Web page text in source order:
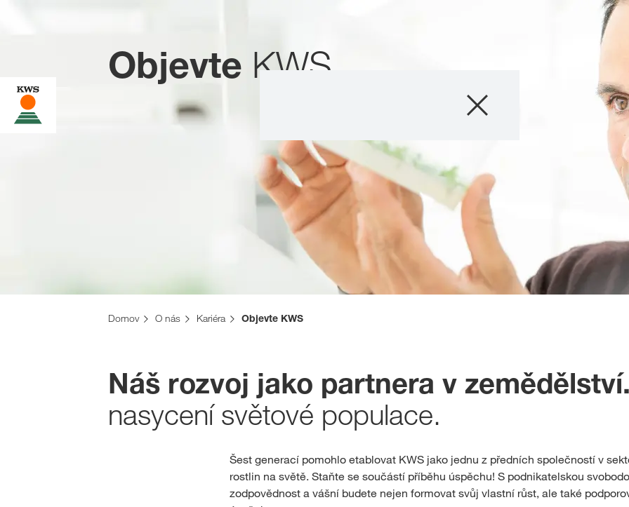
Novinky a
O nás
Exkluzivní
Domov O nás Kariéra Objevte KWS
Objevte KWS
Náš rozvoj jako partnera v zemědělství.
nasycení světové populace.
Šest generací pomohlo etablovat KWS jako jednu z předních společností v
rostlin na světě. Staňte se součástí příběhu úspěchu! S podnikatelskou
zodpovědnost a vášní budete nejen formovat svůj vlastní růst, ale také